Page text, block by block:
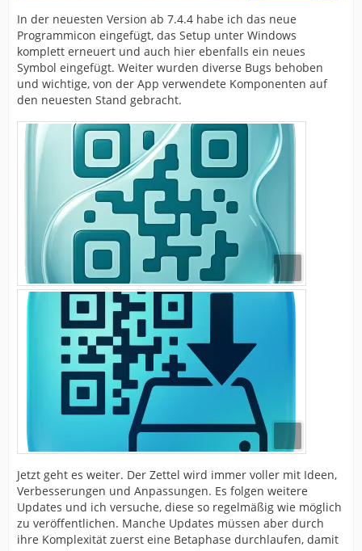
In der neuesten Version ab 7.4.4 habe ich das neue
Programmicon eingefügt, das Setup unter Windows
komplett erneuert und auch hier ebenfalls ein neues
Symbol eingefügt. Weiter wurden diverse Bugs behoben
und wichtige, von der App verwendete Komponenten auf
den neuesten Stand gebracht.
Jetzt geht es weiter. Der Zettel wird immer voller mit Ideen,
Verbesserungen und Anpassungen. Es folgen weitere
Updates und ich versuche, diese so regelmäßig wie möglich
zu veröffentlichen. Manche Updates müssen aber durch
ihre Komplexität zuerst eine Betaphase durchlaufen, damit